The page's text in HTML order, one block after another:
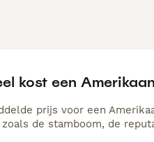
kost een
prijs voor een
de stamboom, de